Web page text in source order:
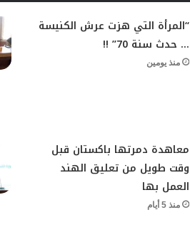
“المرأة التي هزت عرش الكنيسة
… حدث سنة 70” !!
منذ يومين
معاهدة دمرتها باكستان قبل
وقت طويل من تعليق الهند
العمل بها
منذ 5 أيام